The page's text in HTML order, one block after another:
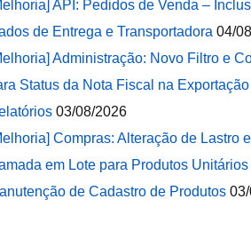
API: Pedidos de Venda –
de Entrega e Transportadora 04/
Administração: Novo Filtro e
Status da Nota Fiscal na
03/08/2026
Compras: Alteração de Lastro e
em Lote para Produtos Unitários
de Cadastro de Produtos